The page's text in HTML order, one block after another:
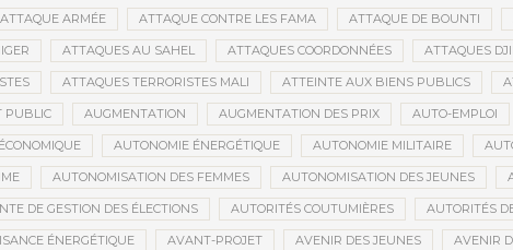
ATTAQUE ARMÉE ATTAQUE CONTRE LES FAMA ATTAQUE DE BOUNTI
ATTAQUES AU SAHEL ATTAQUES COORDONNÉES ATTAQUES
ATTAQUES TERRORISTES MALI ATTEINTE AUX BIENS PUBLICS
PUBLIC AUGMENTATION AUGMENTATION DES PRIX AUTO-EMPLOI
AUTONOMIE ÉNERGÉTIQUE AUTONOMIE MILITAIRE
AUTONOMISATION DES FEMMES AUTONOMISATION DES JEUNES
DE GESTION DES ÉLECTIONS AUTORITÉS COUTUMIÈRES AUTORITÉS
ÉNERGÉTIQUE AVANT-PROJET AVENIR DES JEUNES AVENIR